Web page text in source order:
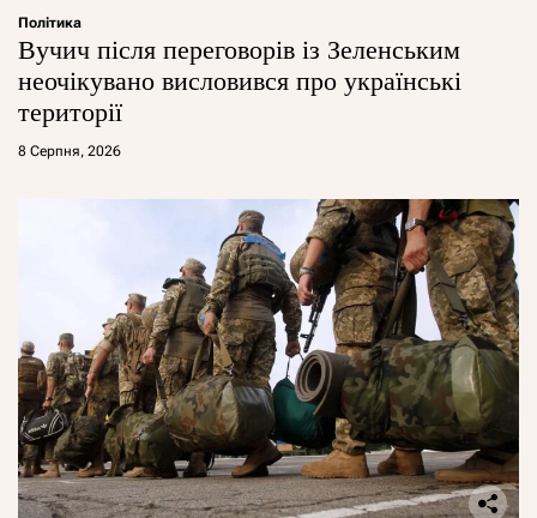
Політика
Вучич після переговорів із Зеленським
неочікувано висловився про українські
території
8 Серпня, 2026